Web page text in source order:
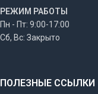
РЕЖИМ РАБОТЫ
Пн - Пт: 9:00-17:00
Сб, Вс: Закрыто
ПОЛЕЗНЫЕ ССЫЛКИ